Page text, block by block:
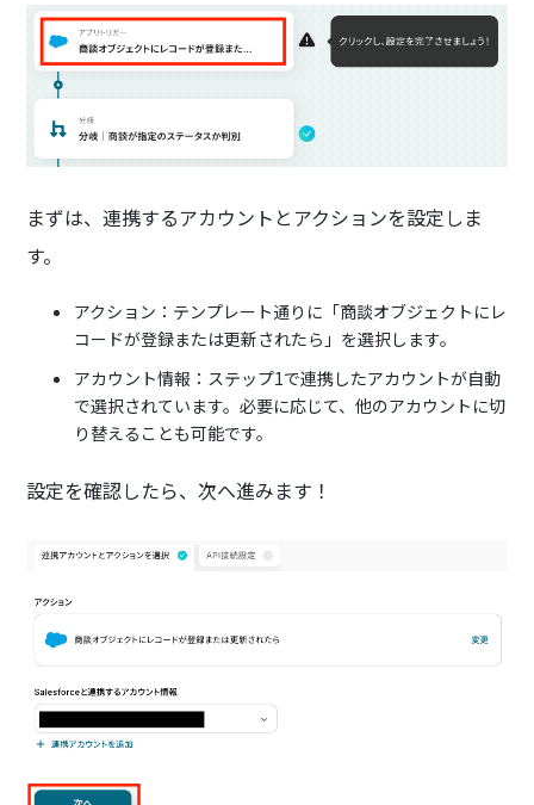
まずは、連携するアカウントとアクションを設定しま
す。
アクション：テンプレート通りに「商談オブジェクトにレ
コードが登録または更新されたら」を選択します。
アカウント情報：ステップ1で連携したアカウントが自動
で選択されています。必要に応じて、他のアカウントに切
り替えることも可能です。
設定を確認したら、次へ進みます！